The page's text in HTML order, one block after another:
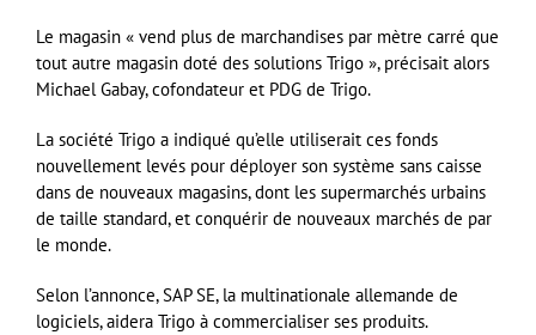
Le magasin « vend plus de marchandises par mètre carré que
tout autre magasin doté des solutions Trigo », précisait alors
Michael Gabay, cofondateur et PDG de Trigo.
La société Trigo a indiqué qu’elle utiliserait ces fonds
nouvellement levés pour déployer son système sans caisse
dans de nouveaux magasins, dont les supermarchés urbains
de taille standard, et conquérir de nouveaux marchés de par
le monde.
Selon l’annonce, SAP SE, la multinationale allemande de
logiciels, aidera Trigo à commercialiser ses produits.